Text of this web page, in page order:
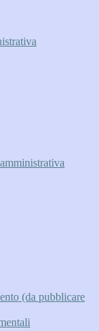
(da pubblicare